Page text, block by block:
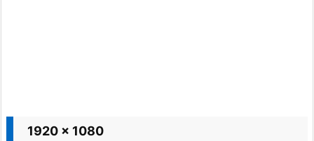
1920 x 1080